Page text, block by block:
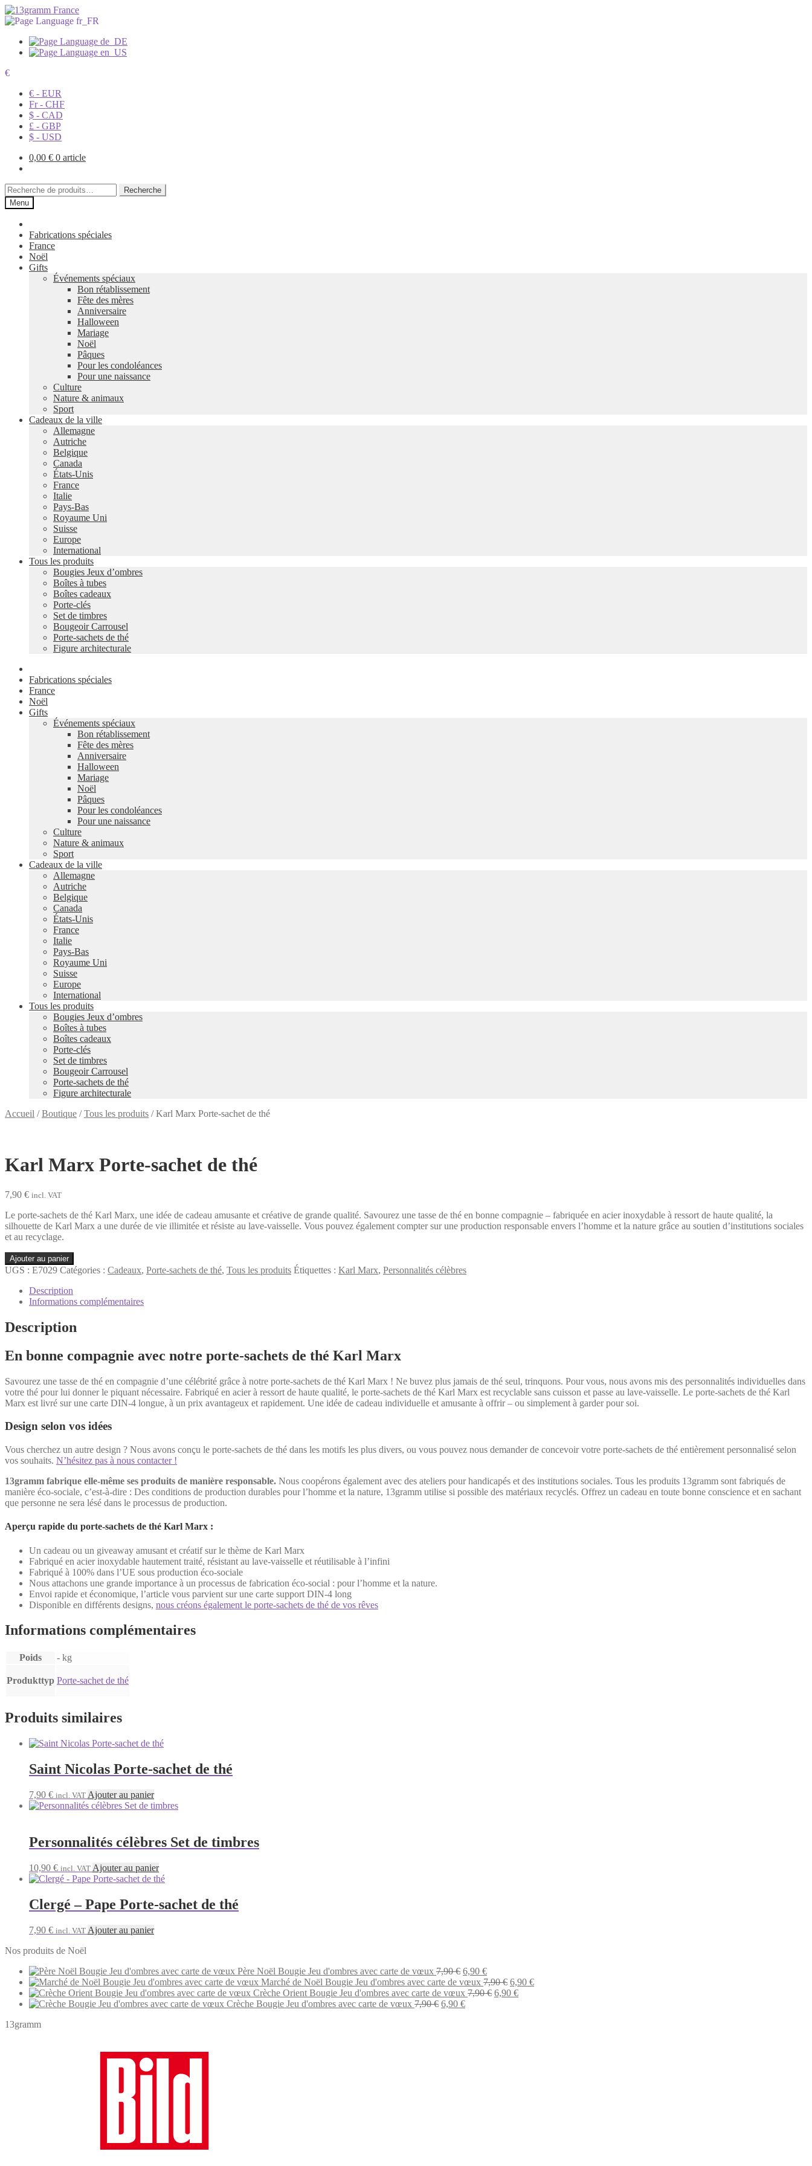
€
€ - EUR
Fr - CHF
$ - CAD
£ - GBP
$ - USD
0,00 € 0 article
Recherche
pour :
Recherche
Menu
Fabrications spéciales
France
Noël
Gifts
Événements spéciaux
Bon rétablissement
Fête des mères
Anniversaire
Halloween
Mariage
Noël
Pâques
Pour les condoléances
Pour une naissance
Culture
Nature & animaux
Sport
Cadeaux de la ville
Allemagne
Autriche
Belgique
Canada
États-Unis
France
Italie
Pays-Bas
Royaume Uni
Suisse
Europe
International
Tous les produits
Bougies Jeux d’ombres
Boîtes à tubes
Boîtes cadeaux
Porte-clés
Set de timbres
Bougeoir Carrousel
Porte-sachets de thé
Figure architecturale
Fabrications spéciales
France
Noël
Gifts
Événements spéciaux
Bon rétablissement
Fête des mères
Anniversaire
Halloween
Mariage
Noël
Pâques
Pour les condoléances
Pour une naissance
Culture
Nature & animaux
Sport
Cadeaux de la ville
Allemagne
Autriche
Belgique
Canada
États-Unis
France
Italie
Pays-Bas
Royaume Uni
Suisse
Europe
International
Tous les produits
Bougies Jeux d’ombres
Boîtes à tubes
Boîtes cadeaux
Porte-clés
Set de timbres
Bougeoir Carrousel
Porte-sachets de thé
Figure architecturale
Accueil /Boutique /Tous les produits /Karl Marx Porte-sachet de thé
Karl Marx Porte-sachet de thé
7,90 € incl. VAT
Le porte-sachets de thé Karl Marx, une idée de cadeau amusante et créative de grande qualité. Savourez une tasse de thé en bonne compagnie – fabriquée en acier inoxydable à ressort de haute qualité, la
silhouette de Karl Marx a une durée de vie illimitée et résiste au lave-vaisselle. Vous pouvez également compter sur une production responsable envers l’homme et la nature grâce au soutien d’institutions sociales
et au recyclage.
quantité
de
Marx
Porte-
de
thé
Ajouter au panier
UGS : E7029 Catégories : Cadeaux, Porte-sachets de thé, Tous les produits Étiquettes : Karl Marx, Personnalités célèbres
Description
Informations complémentaires
Description
En bonne compagnie avec notre porte-sachets de thé Karl Marx
Savourez une tasse de thé en compagnie d’une célébrité grâce à notre porte-sachets de thé Karl Marx ! Ne buvez plus jamais de thé seul, trinquons. Pour vous, nous avons mis des personnalités individuelles dans
votre thé pour lui donner le piquant nécessaire. Fabriqué en acier à ressort de haute qualité, le porte-sachets de thé Karl Marx est recyclable sans cuisson et passe au lave-vaisselle. Le porte-sachets de thé Karl
Marx est livré sur une carte DIN-4 longue, à un prix avantageux et rapidement. Une idée de cadeau individuelle et amusante à offrir – ou simplement à garder pour soi.
Design selon vos idées
Vous cherchez un autre design ? Nous avons conçu le porte-sachets de thé dans les motifs les plus divers, ou vous pouvez nous demander de concevoir votre porte-sachets de thé entièrement personnalisé selon
vos souhaits. N’hésitez pas à nous contacter !
13gramm fabrique elle-même ses produits de manière responsable. Nous coopérons également avec des ateliers pour handicapés et des institutions sociales. Tous les produits 13gramm sont fabriqués de
manière éco-sociale, c’est-à-dire : Des conditions de production durables pour l’homme et la nature, 13gramm utilise si possible des matériaux recyclés. Offrez un cadeau en toute bonne conscience et en sachant
que personne ne sera lésé dans le processus de production.
Aperçu rapide du porte-sachets de thé Karl Marx :
Un cadeau ou un giveaway amusant et créatif sur le thème de Karl Marx
Fabriqué en acier inoxydable hautement traité, résistant au lave-vaisselle et réutilisable à l’infini
Fabriqué à 100% dans l’UE sous production éco-sociale
Nous attachons une grande importance à un processus de fabrication éco-social : pour l’homme et la nature.
Envoi rapide et économique, l’article vous parvient sur une carte support DIN-4 long
Disponible en différents designs, nous créons également le porte-sachets de thé de vos rêves
Informations complémentaires
Poids - kg
Produkttyp Porte-sachet de thé
Produits similaires
Saint Nicolas Porte-sachet de thé
7,90 € incl. VAT Ajouter au panier
Personnalités célèbres Set de timbres
10,90 € incl. VAT Ajouter au panier
Clergé – Pape Porte-sachet de thé
7,90 € incl. VAT Ajouter au panier
Nos produits de Noël
Père Noël Bougie Jeu d'ombres avec carte de vœux 7,90€ Le
prix
initial
était :
6,90 €Le
prix
actuel
Marché de Noël Bougie Jeu d'ombres avec carte de vœux 7,90€ Le
prix
6,90 €Le
Crèche Orient Bougie Jeu d'ombres avec carte de vœux 7,90€ Le
6,90 €Le
Crèche Bougie Jeu d'ombres avec carte de vœux 7,90€ Le
6,90 €Le
13gramm